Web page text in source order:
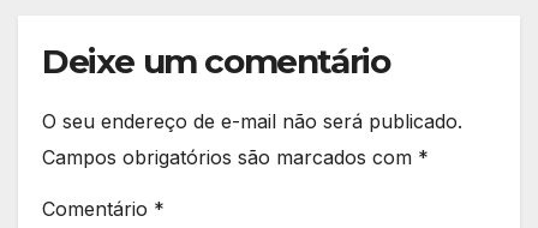
Deixe um comentário
O seu endereço de e-mail não será publicado.
Campos obrigatórios são marcados com *
Comentário *